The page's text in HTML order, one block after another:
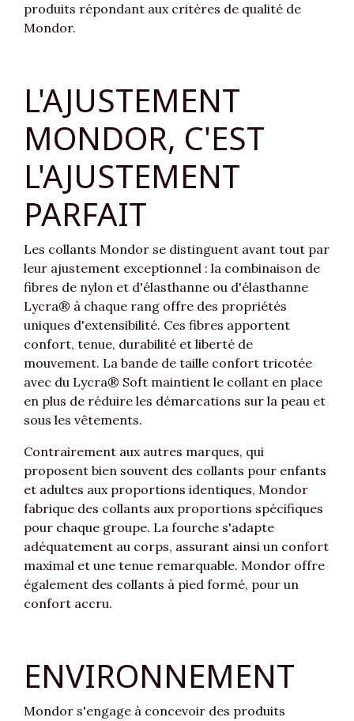
produits répondant aux critères de qualité de
Mondor.
L'AJUSTEMENT
MONDOR, C'EST
L'AJUSTEMENT
PARFAIT
Les collants Mondor se distinguent avant tout par
leur ajustement exceptionnel : la combinaison de
fibres de nylon et d'élasthanne ou d'élasthanne
Lycra® à chaque rang offre des propriétés
uniques d'extensibilité. Ces fibres apportent
confort, tenue, durabilité et liberté de
mouvement. La bande de taille confort tricotée
avec du Lycra® Soft maintient le collant en place
en plus de réduire les démarcations sur la peau et
sous les vêtements.
Contrairement aux autres marques, qui
proposent bien souvent des collants pour enfants
et adultes aux proportions identiques, Mondor
fabrique des collants aux proportions spécifiques
pour chaque groupe. La fourche s'adapte
adéquatement au corps, assurant ainsi un confort
maximal et une tenue remarquable. Mondor offre
également des collants à pied formé, pour un
confort accru.
ENVIRONNEMENT
Mondor s'engage à concevoir des produits